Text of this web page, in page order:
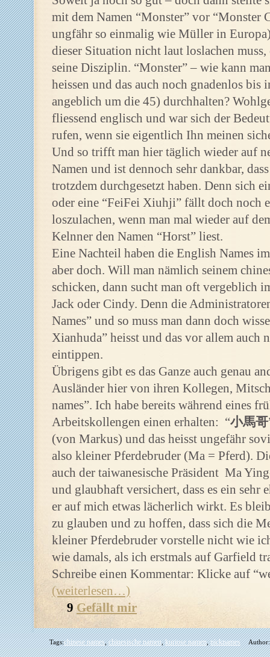
mit dem Namen “Monster” vor “Monster
ungfähr so einmalig wie Müller in
dieser Situation nicht laut loslachen
seine Disziplin. “Monster” – wie kann
heissen und das auch noch gnadenlos bis
angeblich um die 45) durchhalten?
fliessend englisch und war sich der
rufen, wenn sie eigentlich Ihn meinen
Und so trifft man hier täglich wieder auf
Namen und ist dennoch sehr dankbar,
trotzdem durchgesetzt haben. Denn sich
oder eine “FeiFei Xiuhji” fällt doch noch
loszulachen, wenn man mal wieder auf
Kelnner den Namen “Horst” liest.
Eine Nachteil haben die English Names
aber doch. Will man nämlich seinem
schicken, dann sucht man oft vergeblich
Jack oder Cindy. Denn die
Names” und so muss man dann doch
Xianhuda” heisst und das vor allem auch
eintippen.
Übrigens gibt es das Ganze auch genau
Ausländer hier von ihren Kollegen,
names”. Ich habe bereits während eines
Arbeitskollengen einen erhalten: “小馬哥
(von Markus) und das heisst ungefähr
also kleiner Pferdebruder (Ma = Pferd).
auch der taiwanesische Präsident Ma
und glaubhaft versichert, dass es ein sehr
er auf mich etwas lächerlich wirkt. Es
zu glauben und zu hoffen, dass sich die
kleiner Pferdebruder vorstelle nicht wie
wie damals, als ich erstmals auf Garfield
Schreibe einen Kommentar: Klicke auf
(weiterlesen…)
9 Gefällt mir
Tags:chinese names,chinesische namen,kuriose namen,nicknames Author: